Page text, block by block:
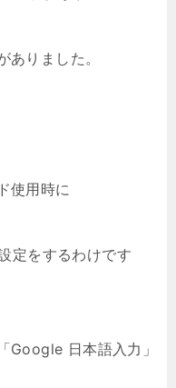
りました。
使用時に
定をするわけです
Google 日本語入力」